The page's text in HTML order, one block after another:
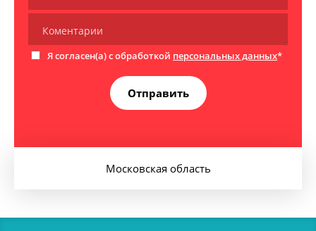
Я согласен(а) с обработкой персональных данных*
Отправить
Московская область